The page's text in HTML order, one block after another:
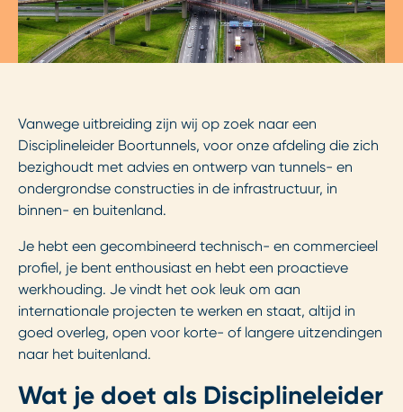
Vanwege uitbreiding zijn wij op zoek naar een
Disciplineleider Boortunnels, voor onze afdeling die zich
bezighoudt met advies en ontwerp van tunnels- en
ondergrondse constructies in de infrastructuur, in
binnen- en buitenland.
Je hebt een gecombineerd technisch- en commercieel
profiel, je bent enthousiast en hebt een proactieve
werkhouding. Je vindt het ook leuk om aan
internationale projecten te werken en staat, altijd in
goed overleg, open voor korte- of langere uitzendingen
naar het buitenland.
Wat je doet als Disciplineleider